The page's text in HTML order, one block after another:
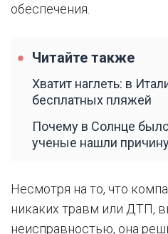
обеспечения.
Читайте также
Хватит наглеть: в
бесплатных пляжей
Почему в Солнце
ученые нашли
Несмотря на то, что
никаких травм или ДТП,
неисправностью, она